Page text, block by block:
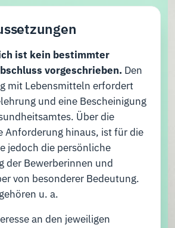
ist kein bestimmter
vorgeschrieben. Den
mit Lebensmitteln erfordert
und eine Bescheinigung
Über die
Anforderung hinaus, ist für die
jedoch die persönliche
der Bewerberinnen und
von besonderer Bedeutung.
u. a.
an den jeweiligen